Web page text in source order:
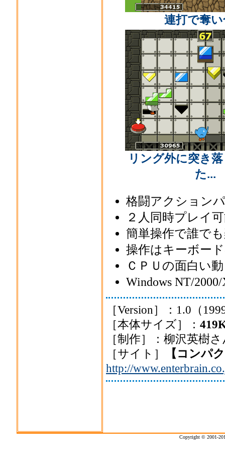
連打で奪
リング外に突き
た...
格闘アクション
２人同時プレイ
簡単操作で誰で
操作はキーボー
ＣＰＵの面白い
Windows NT/
［Version］：1.0（
［本体サイズ］：
［制作］：柳沢英樹
［サイト］
【コンパ
http://
Copyright © 2001-